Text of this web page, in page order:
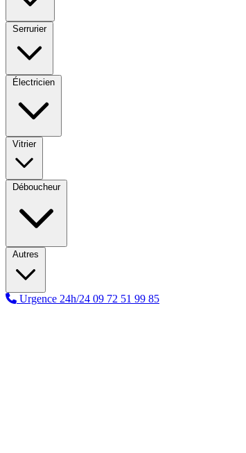
Serrurier
Électricien
Vitrier
Déboucheur
Autres
Urgence 24h/24 09 72 51 99 85